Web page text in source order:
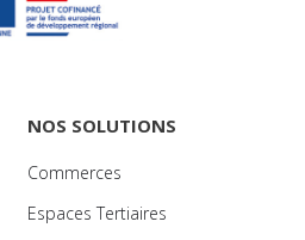
NOS SOLUTIONS
Commerces
Espaces Tertiaires